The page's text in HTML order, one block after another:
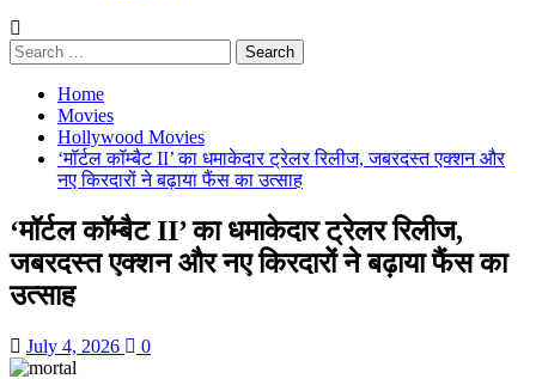
Search
for:
Home
Movies
Hollywood Movies
‘मॉर्टल कॉम्बैट II’ का धमाकेदार ट्रेलर रिलीज, जबरदस्त एक्शन और
नए किरदारों ने बढ़ाया फैंस का उत्साह
‘मॉर्टल कॉम्बैट II’ का धमाकेदार ट्रेलर रिलीज,
जबरदस्त एक्शन और नए किरदारों ने बढ़ाया फैंस का
उत्साह
July 4, 2026 0